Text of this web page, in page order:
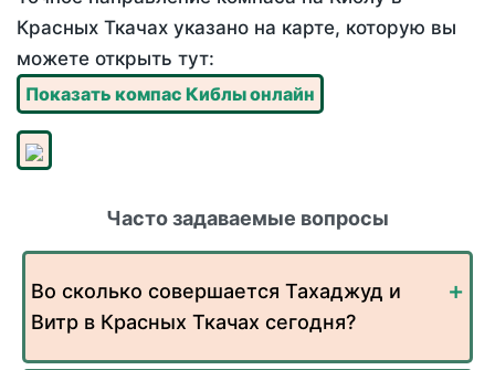
Красных Ткачах указано на карте, которую вы
можете открыть тут:
Показать компас Киблы онлайн
Часто задаваемые вопросы
Во сколько совершается Тахаджуд и
Витр в Красных Ткачах сегодня?